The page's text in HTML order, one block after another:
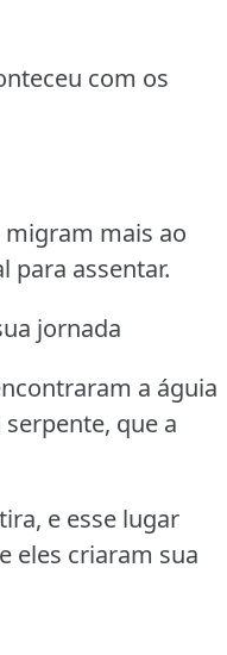
com os
migram mais ao
para assentar.
jornada
a águia
que a
e esse lugar
eles criaram sua